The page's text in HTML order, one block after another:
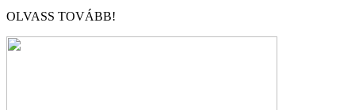
OLVASS TOVÁBB!